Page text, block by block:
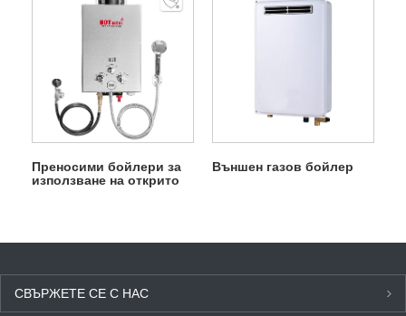
Преносими бойлери за
използване на открито
Външен газов бойлер
СВЪРЖЕТЕ СЕ С НАС